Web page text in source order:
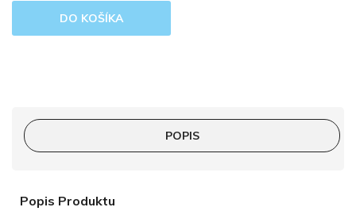
POPIS
Popis Produktu